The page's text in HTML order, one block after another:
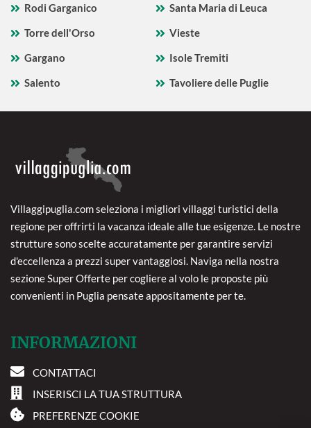
Rodi Garganico
Santa Maria di Leuca
Torre dell'Orso
Vieste
Gargano
Isole Tremiti
Salento
Tavoliere delle Puglie
Villaggipuglia.com seleziona i migliori villaggi turistici della
regione per offrirti la vacanza ideale alle tue esigenze. Le nostre
strutture sono scelte accuratamente per garantire servizi
d'eccellenza a prezzi super vantaggiosi. Naviga nella nostra
sezione Super Offerte per cogliere al volo le proposte più
convenienti in Puglia pensate appositamente per te.
INFORMAZIONI
CONTATTACI
INSERISCI LA TUA STRUTTURA
PREFERENZE COOKIE